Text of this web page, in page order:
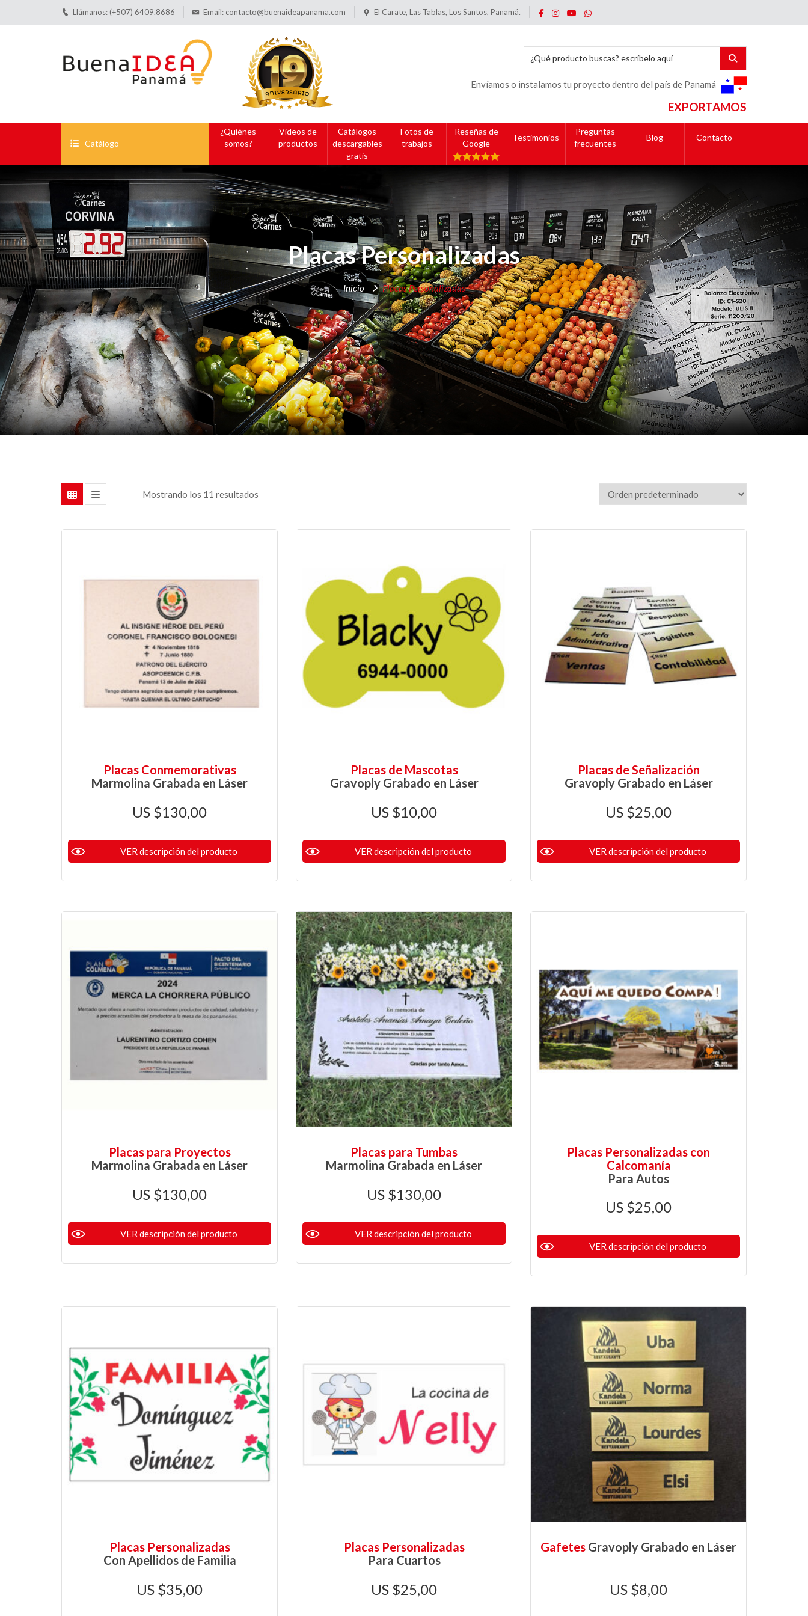
Llámanos: (+507) 6409.8686 Email: contacto@buenaideapanama.com El Carate, Las Tablas, Los Santos, Panamá.
Envíamos o instalamos tu proyecto dentro del país de Panamá
EXPORTAMOS
Catálogo
¿Quiénes
somos?
Videos de
productos
Catálogos
descargables
gratis
Fotos de
trabajos
Reseñas de
Google
Testimonios
Preguntas
frecuentes
Blog Contacto
Placas Personalizadas
Inicio Placas Personalizadas
Mostrando los 11 resultados
Placas Conmemorativas
Marmolina Grabada en Láser
$130,00
VER descripción del producto
Placas de Mascotas
Gravoply Grabado en Láser
$10,00
VER descripción del producto
Placas de Señalización
Gravoply Grabado en Láser
$25,00
VER descripción del producto
Placas para Proyectos
Marmolina Grabada en Láser
$130,00
VER descripción del producto
Placas para Tumbas
Marmolina Grabada en Láser
$130,00
VER descripción del producto
Placas Personalizadas con
Calcomanía
Para Autos
$25,00
VER descripción del producto
Placas Personalizadas
Con Apellidos de Familia
$35,00
Placas Personalizadas
Para Cuartos
$25,00
Gafetes Gravoply Grabado en Láser
$8,00